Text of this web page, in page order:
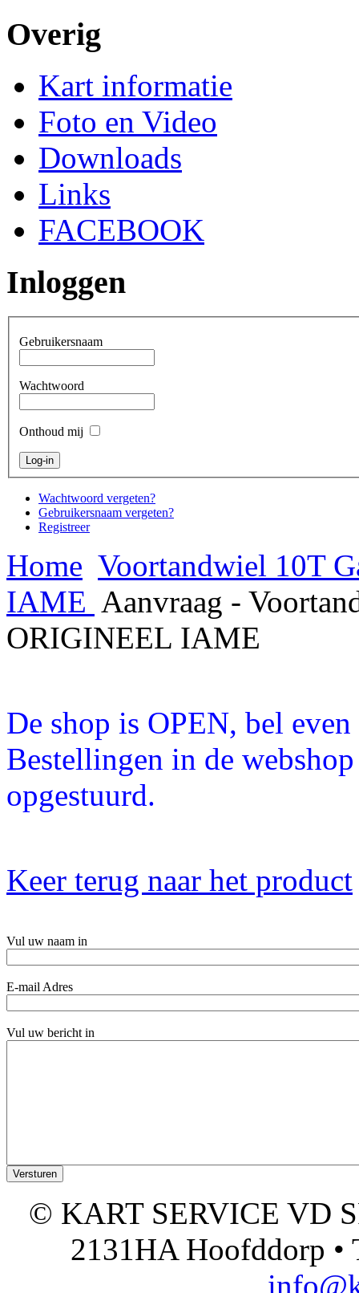
Overig
Kart informatie
Foto en Video
Downloads
Links
FACEBOOK
Inloggen
Gebruikersnaam
Wachtwoord
Onthoud mij
Wachtwoord vergeten?
Gebruikersnaam vergeten?
Registreer
Home Voortandwiel 10T
IAME Aanvraag -
ORIGINEEL IAME
De shop is OPEN, bel
Bestellingen in de
opgestuurd.
Keer terug naar het product
Vul uw naam in
E-mail Adres
Vul uw bericht in
© KART SERVICE VD
2131HA Hoofddorp •